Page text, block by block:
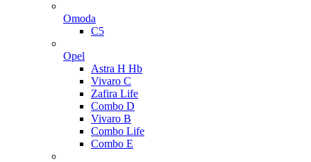
Omoda
C5
Opel
Astra H Hb
Vivaro C
Zafira Life
Combo D
Vivaro B
Combo Life
Combo E